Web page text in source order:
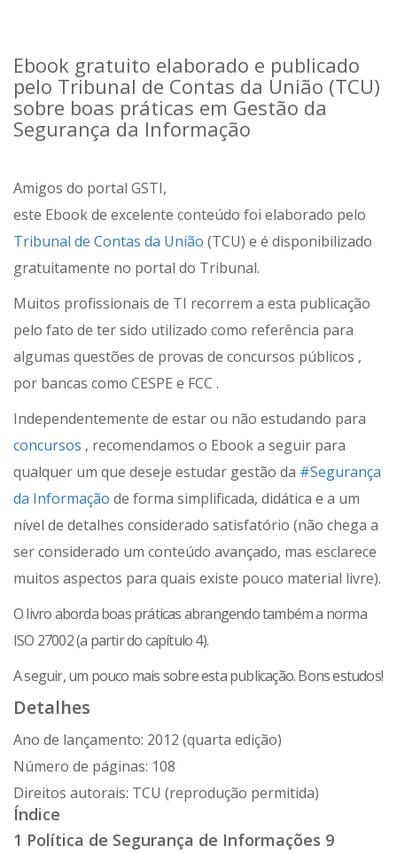
Ebook gratuito elaborado e publicado
pelo Tribunal de Contas da União (TCU)
sobre boas práticas em Gestão da
Segurança da Informação
Amigos do portal GSTI,
este Ebook de excelente conteúdo foi elaborado pelo
Tribunal de Contas da União (TCU) e é disponibilizado
gratuitamente no portal do Tribunal.
Muitos profissionais de TI recorrem a esta publicação
pelo fato de ter sido utilizado como referência para
algumas questões de provas de concursos públicos ,
por bancas como CESPE e FCC .
Independentemente de estar ou não estudando para
concursos , recomendamos o Ebook a seguir para
qualquer um que deseje estudar gestão da #Segurança
da Informação de forma simplificada, didática e a um
nível de detalhes considerado satisfatório (não chega a
ser considerado um conteúdo avançado, mas esclarece
muitos aspectos para quais existe pouco material livre).
O livro aborda boas práticas abrangendo também a norma
ISO 27002(a partir do capítulo 4).
A seguir, um pouco mais sobre esta publicação. Bons estudos!
Detalhes
Ano de lançamento: 2012 (quarta edição)
Número de páginas: 108
Direitos autorais: TCU (reprodução permitida)
Índice
1 Política de Segurança de Informações 9